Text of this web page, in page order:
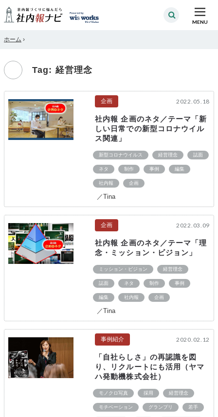
MENU
ホーム ›
Tag: 経営理念
企画 2022.05.18
社内報 企画のネタ／テーマ「新
しい日常での新型コロナウイル
ス関連」
新型コロナウイルス 経営理念 誌面
ネタ 制作 事例 編集
社内報 企画
／Tina
企画 2022.03.09
社内報 企画のネタ／テーマ「理
念・ミッション・ビジョン」
ミッション・ビジョン 経営理念
誌面 ネタ 制作 事例
編集 社内報 企画
／Tina
事例紹介 2020.02.12
「自社らしさ」の再認識を図
り、リクルートにも活用（ヤマ
ハ発動機株式会社）
モノクロ写真 採用 経営理念
モチベーション グランプリ 若手